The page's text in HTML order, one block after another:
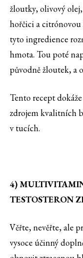
žloutky, olivový
hořčici a citrónovou
tyto ingredience
hmota. Tou poté
původně žloutek, a
Tento recept
zdrojem kvalitních
v tucích.
4)
TESTOSTERON
Věřte, nevěřte, ale
vysoce účinný